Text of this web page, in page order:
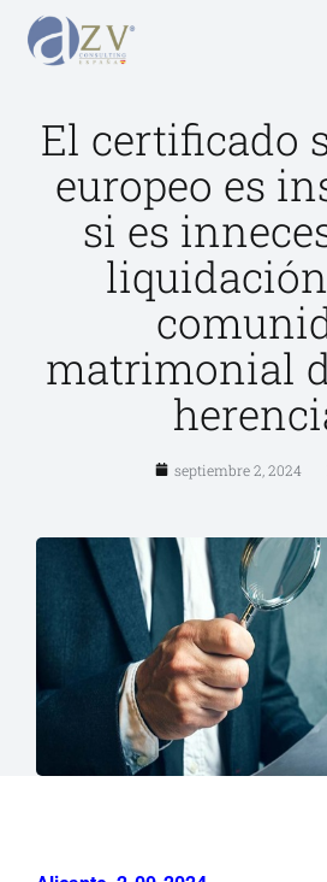
El certificado
europeo es
si es
matrimonial
septiembre 2, 2024